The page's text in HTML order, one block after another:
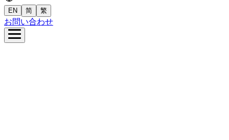
EN 简 繁
お問い合わせ